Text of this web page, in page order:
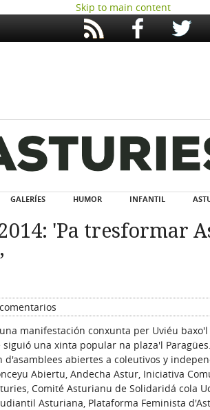
Skip to main content
GALERÍES HUMOR INFANTIL
'Pa tresformar
manifestación conxunta per Uviéu baxo'l
una xinta popular na plaza'l
abiertes a coleutivos y
Abiertu, Andecha Astur, Iniciativa
Comité Asturianu de Solidaridá cola
Asturiana, Plataforma Feminista